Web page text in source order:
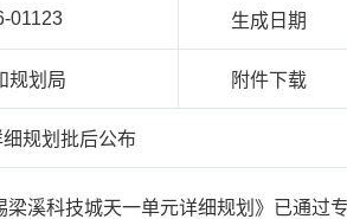
01123 生成日期
规划局 附件下载
规划批后公布
科技城天一单元详细规划》已通过